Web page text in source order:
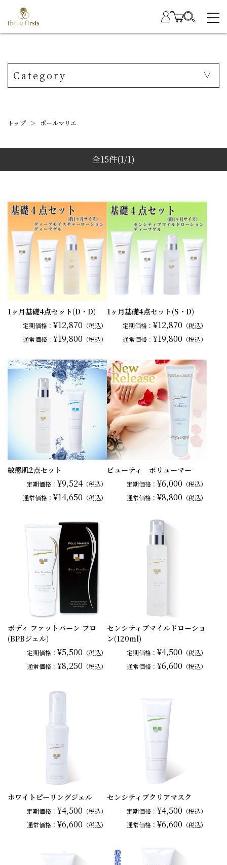
Category
トップ ＞ ポールマリエ
全15件(1/1)
1ヶ月基礎4点セット(D・D)
定期価格： ¥12,870 （税込）
通常価格： ¥19,800 （税込）
1ヶ月基礎4点セット(S・D)
定期価格： ¥12,870 （税込）
通常価格： ¥19,800 （税込）
敏感肌2点セット
定期価格：¥9,524 （税込）
通常価格：¥14,650 （税込）
ビューティ ボリューマー
定期価格： ¥6,000 （税込）
通常価格： ¥8,800 （税込）
ボディ ファットバーン プロ
(BPBジェル)
定期価格：¥5,500 （税込）
通常価格：¥8,250 （税込）
センシティブマイルドローショ
ン(120ml)
定期価格： ¥4,500 （税込）
通常価格： ¥6,600 （税込）
ホワイトピーリングジェル
定期価格：¥4,500 （税込）
通常価格：¥6,600 （税込）
センシティブクリアマスク
定期価格： ¥4,500 （税込）
通常価格： ¥6,600 （税込）